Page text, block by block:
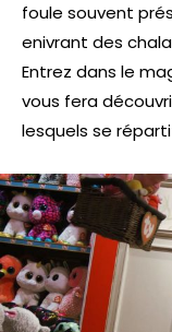
foule souvent
enivrant des
Entrez dans le
vous fera
lesquels se